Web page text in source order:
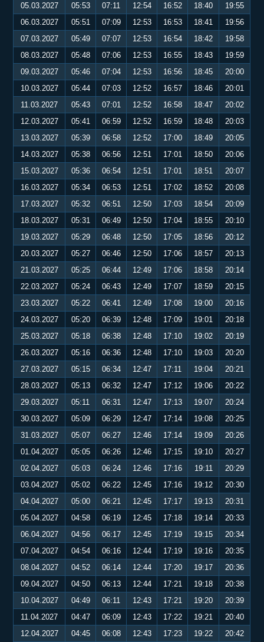
05.03.2027
05:53 07:11 12:54 16:52 18:40
19:55
06.03.2027
05:51 07:09 12:53 16:53 18:41
19:56
07.03.2027
05:49 07:07 12:53 16:54 18:42
19:58
08.03.2027
05:48 07:06 12:53 16:55 18:43
19:59
09.03.2027
05:46 07:04 12:53 16:56 18:45
20:00
10.03.2027
05:44 07:03 12:52 16:57 18:46
20:01
11.03.2027
05:43 07:01 12:52 16:58 18:47
20:02
12.03.2027
05:41 06:59 12:52 16:59 18:48
20:03
13.03.2027
05:39 06:58 12:52 17:00 18:49
20:05
14.03.2027
05:38 06:56 12:51 17:01 18:50
20:06
15.03.2027
05:36 06:54 12:51 17:01 18:51
20:07
16.03.2027
05:34 06:53 12:51 17:02 18:52
20:08
17.03.2027
05:32 06:51 12:50 17:03 18:54
20:09
18.03.2027
05:31 06:49 12:50 17:04 18:55
20:10
19.03.2027
05:29 06:48 12:50 17:05 18:56
20:12
20.03.2027
05:27 06:46 12:50 17:06 18:57
20:13
21.03.2027
05:25 06:44 12:49 17:06 18:58
20:14
22.03.2027
05:24 06:43 12:49 17:07 18:59
20:15
23.03.2027
05:22 06:41 12:49 17:08 19:00
20:16
24.03.2027
05:20 06:39 12:48 17:09 19:01
20:18
25.03.2027
05:18 06:38 12:48 17:10 19:02
20:19
26.03.2027
05:16 06:36 12:48 17:10 19:03
20:20
27.03.2027
05:15 06:34 12:47 17:11 19:04
20:21
28.03.2027
05:13 06:32 12:47 17:12 19:06
20:22
29.03.2027
05:11 06:31 12:47 17:13 19:07
20:24
30.03.2027
05:09 06:29 12:47 17:14 19:08
20:25
31.03.2027
05:07 06:27 12:46 17:14 19:09
20:26
01.04.2027
05:05 06:26 12:46 17:15 19:10
20:27
02.04.2027
05:03 06:24 12:46 17:16 19:11
20:29
03.04.2027
05:02 06:22 12:45 17:16 19:12
20:30
04.04.2027
05:00 06:21 12:45 17:17 19:13
20:31
05.04.2027
04:58 06:19 12:45 17:18 19:14
20:33
06.04.2027
04:56 06:17 12:45 17:19 19:15
20:34
07.04.2027
04:54 06:16 12:44 17:19 19:16
20:35
08.04.2027
04:52 06:14 12:44 17:20 19:17
20:36
09.04.2027
04:50 06:13 12:44 17:21 19:18
20:38
10.04.2027
04:49 06:11 12:43 17:21 19:20
20:39
11.04.2027
04:47 06:09 12:43 17:22 19:21
20:40
12.04.2027
04:45 06:08 12:43 17:23 19:22 20:42